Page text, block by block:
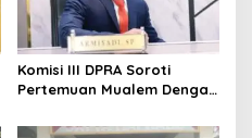
Komisi III DPRA Soroti
Pertemuan Mualem Dengan
Teknis Harus Dilibatkan